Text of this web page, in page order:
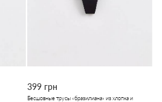
399 грн
Бесшовные трусы «бразилиана» из хлопка и